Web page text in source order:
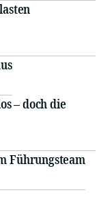
– doch die
Führungsteam